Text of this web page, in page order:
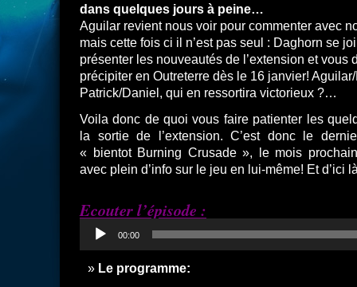
dans quelques jours à peine…
Aguilar revient nous voir pour commenter avec
mais cette fois ci il n’est pas seul : Daghorn se
présenter les nouveautés de l’extension et vous
précipiter en Outreterre dès le 16 janvier!
Patrick/Daniel, qui en ressortira victorieux ?…
Voila donc de quoi vous faire patienter les
la sortie de l’extension. C’est donc le
« bientot Burning Crusade », le mois
avec plein d’info sur le jeu en lui-même! Et d’ici
Ecouter l’épisode :
audio
00:00
Le programme: